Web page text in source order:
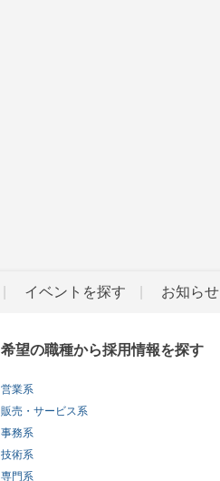
イベントを探す お知らせ
希望の職種から採用情報を探す
営業系
販売・サービス系
事務系
技術系
専門系